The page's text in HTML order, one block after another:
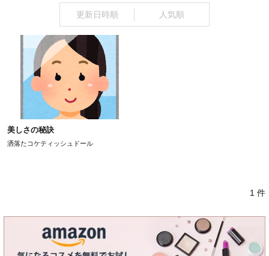
更新日時順 人気順
美しさの秘訣
洒落たコケティッシュドール
1 件